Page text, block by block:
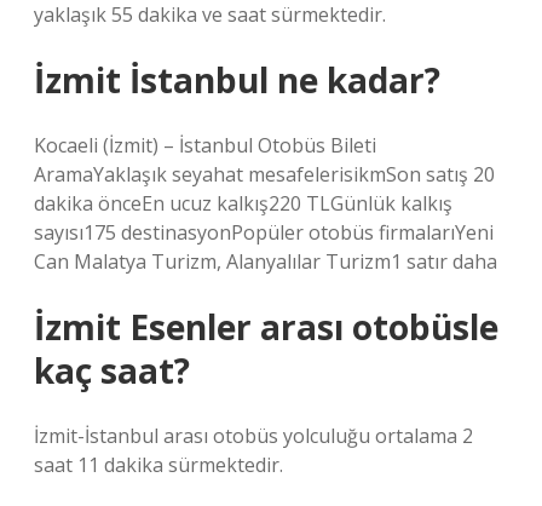
yaklaşık 55 dakika ve saat sürmektedir.
İzmit İstanbul ne kadar?
Kocaeli (İzmit) – İstanbul Otobüs Bileti
AramaYaklaşık seyahat mesafelerisikmSon satış 20
dakika önceEn ucuz kalkış220 TLGünlük kalkış
sayısı175 destinasyonPopüler otobüs firmalarıYeni
Can Malatya Turizm, Alanyalılar Turizm1 satır daha
İzmit Esenler arası otobüsle
kaç saat?
İzmit-İstanbul arası otobüs yolculuğu ortalama 2
saat 11 dakika sürmektedir.